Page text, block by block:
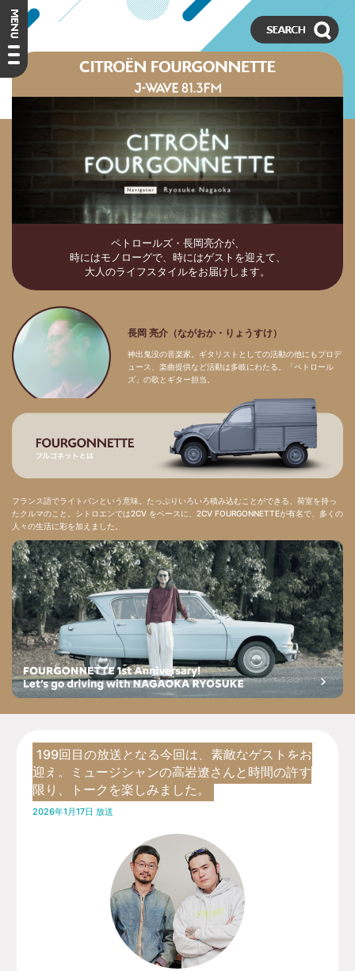
ペトロールズ・長岡亮介が、
時にはモノローグで、時にはゲストを迎えて、
大人のライフスタイルをお届けします。
長岡 亮介（ながおか・りょうすけ）
神出鬼没の音楽家。ギタリストとしての活動の他にもプロデ
ュース、楽曲提供など活動は多岐にわたる。「ペトロール
ズ」の歌とギター担当。
フランス語でライトバンという意味。たっぷりいろいろ積み込むことができる、荷室を持っ
たクルマのこと。シトロエンでは2CV をベースに、2CV FOURGONNETTEが有名で、多くの
人々の生活に彩を加えました。
199回目の放送となる今回は、素敵なゲストをお
迎え。ミュージシャンの高岩遼さんと時間の許す
限り、トークを楽しみました。
2026年1月17日 放送